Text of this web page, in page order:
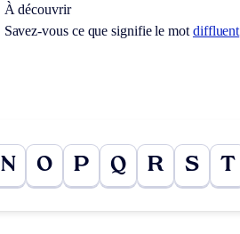
À découvrir
Savez-vous ce que signifie le mot diffluent
N O P Q R S T